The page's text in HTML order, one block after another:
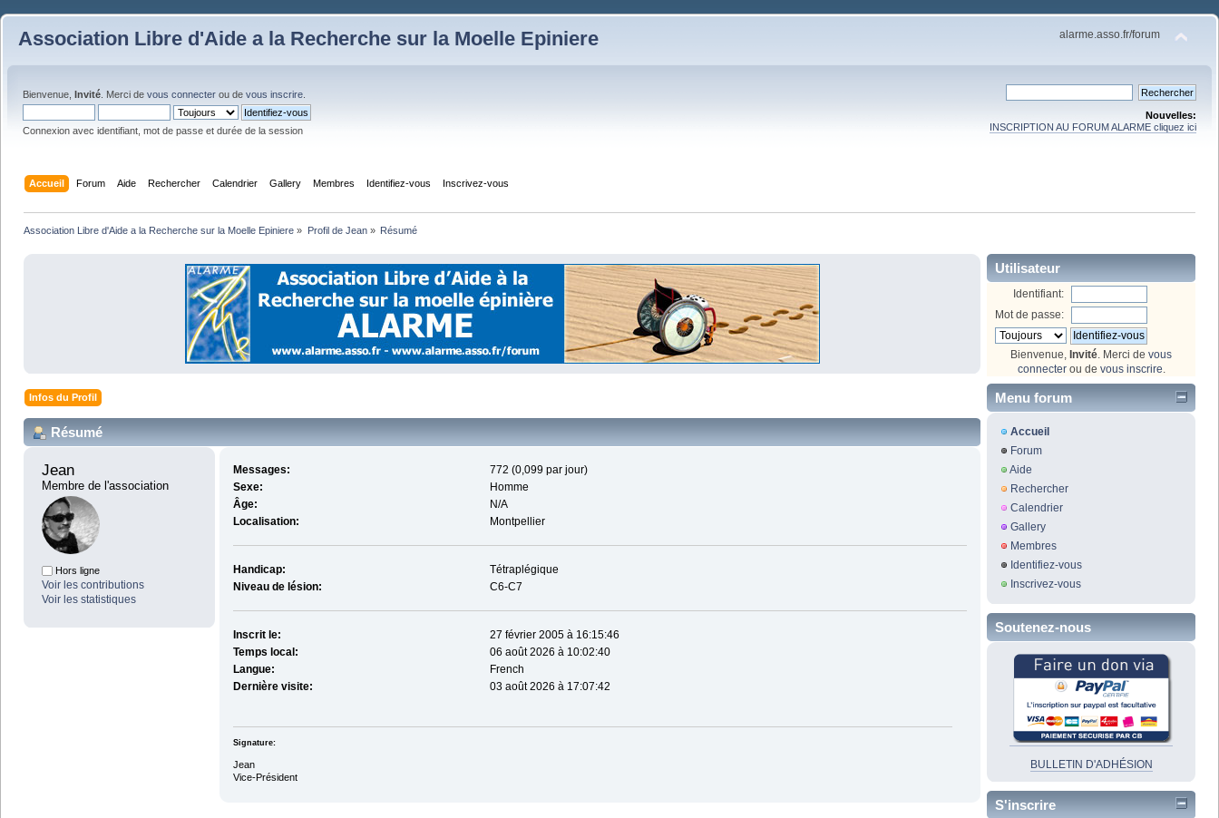
Association Libre d'Aide a la Recherche sur la Moelle Epiniere alarme.asso.fr/forum
Bienvenue, Invité . Merci de vous connecter ou de vous inscrire
Connexion avec identifiant, mot de passe et durée de la session
Nouvelles:
INSCRIPTION AU FORUM ALARME cliquez ici
Accueil Forum Aide Rechercher Calendrier Gallery Membres Identifiez-vous Inscrivez-vous
Association Libre d'Aide a la Recherche sur la Moelle Epiniere » Profil de Jean» Résumé
Infos du Profil
Résumé
Jean
Membre de l'association
Hors ligne
Voir les contributions
Voir les statistiques
Messages:
772 (0,099 par jour)
Sexe:
Homme
Âge:
N/A
Localisation:
Montpellier
Handicap:
Tétraplégique
Niveau de lésion:
C6-C7
Inscrit le:
27 février 2005 à 16:15:46
Temps local:
06 août 2026 à 10:02:40
Langue:
French
Dernière visite:
03 août 2026 à 17:07:42
Signature:
Jean
Vice-Président
Utilisateur
Identifiant:
Mot de passe:
Bienvenue, Invité . Merci de vous
connecterou de vous inscrire
Menu forum
Accueil
Forum
Aide
Rechercher
Calendrier
Gallery
Membres
Identifiez-vous
Inscrivez-vous
Soutenez-nous
BULLETIN D'ADHÉSION
S'inscrire